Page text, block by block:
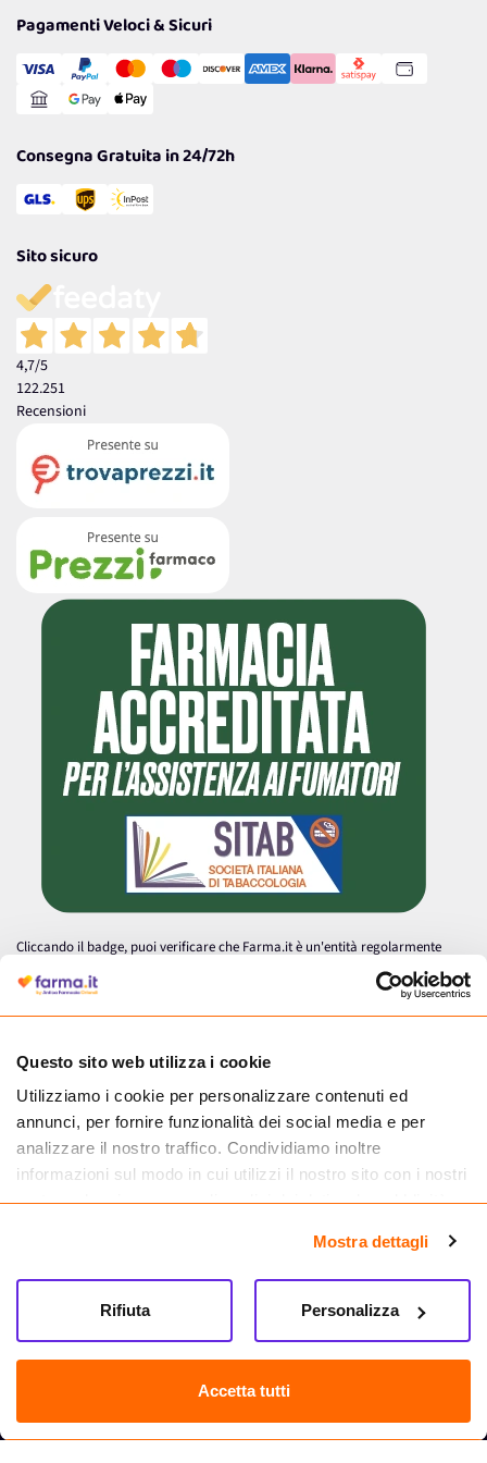
Questo sito web utilizza i cookie
Utilizziamo i cookie per personalizzare contenuti ed
annunci, per fornire funzionalità dei social media e per
analizzare il nostro traffico. Condividiamo inoltre
informazioni sul modo in cui utilizzi il nostro sito con i nostri
partner che si occupano di analisi dei dati web, pubblicità e
informazioni che hai fornito loro o che hanno raccolto dal
tuo utilizzo dei loro servizi.
Mostra dettagli
Accetta tutti
Personalizza
Rifiuta
Cookie Policy
Gestisci Cookie
Reso Facile e Veloce
Pagamenti Veloci & Sicuri
Consegna Gratuita in 24/72h
Sito sicuro
4,7/5
122.251
Recensioni
Cliccando il badge, puoi verificare che Farma.it è un'entità regolarmente
autorizzata dal Ministero della Salute a effettuare la vendita online di
medicinali.
Farma.it S.a.s. P. IVA 07417261216 REA: NA-884088
CREDITS
Sede legale Via delle Repubbliche Marinare 128, 80147 Napoli